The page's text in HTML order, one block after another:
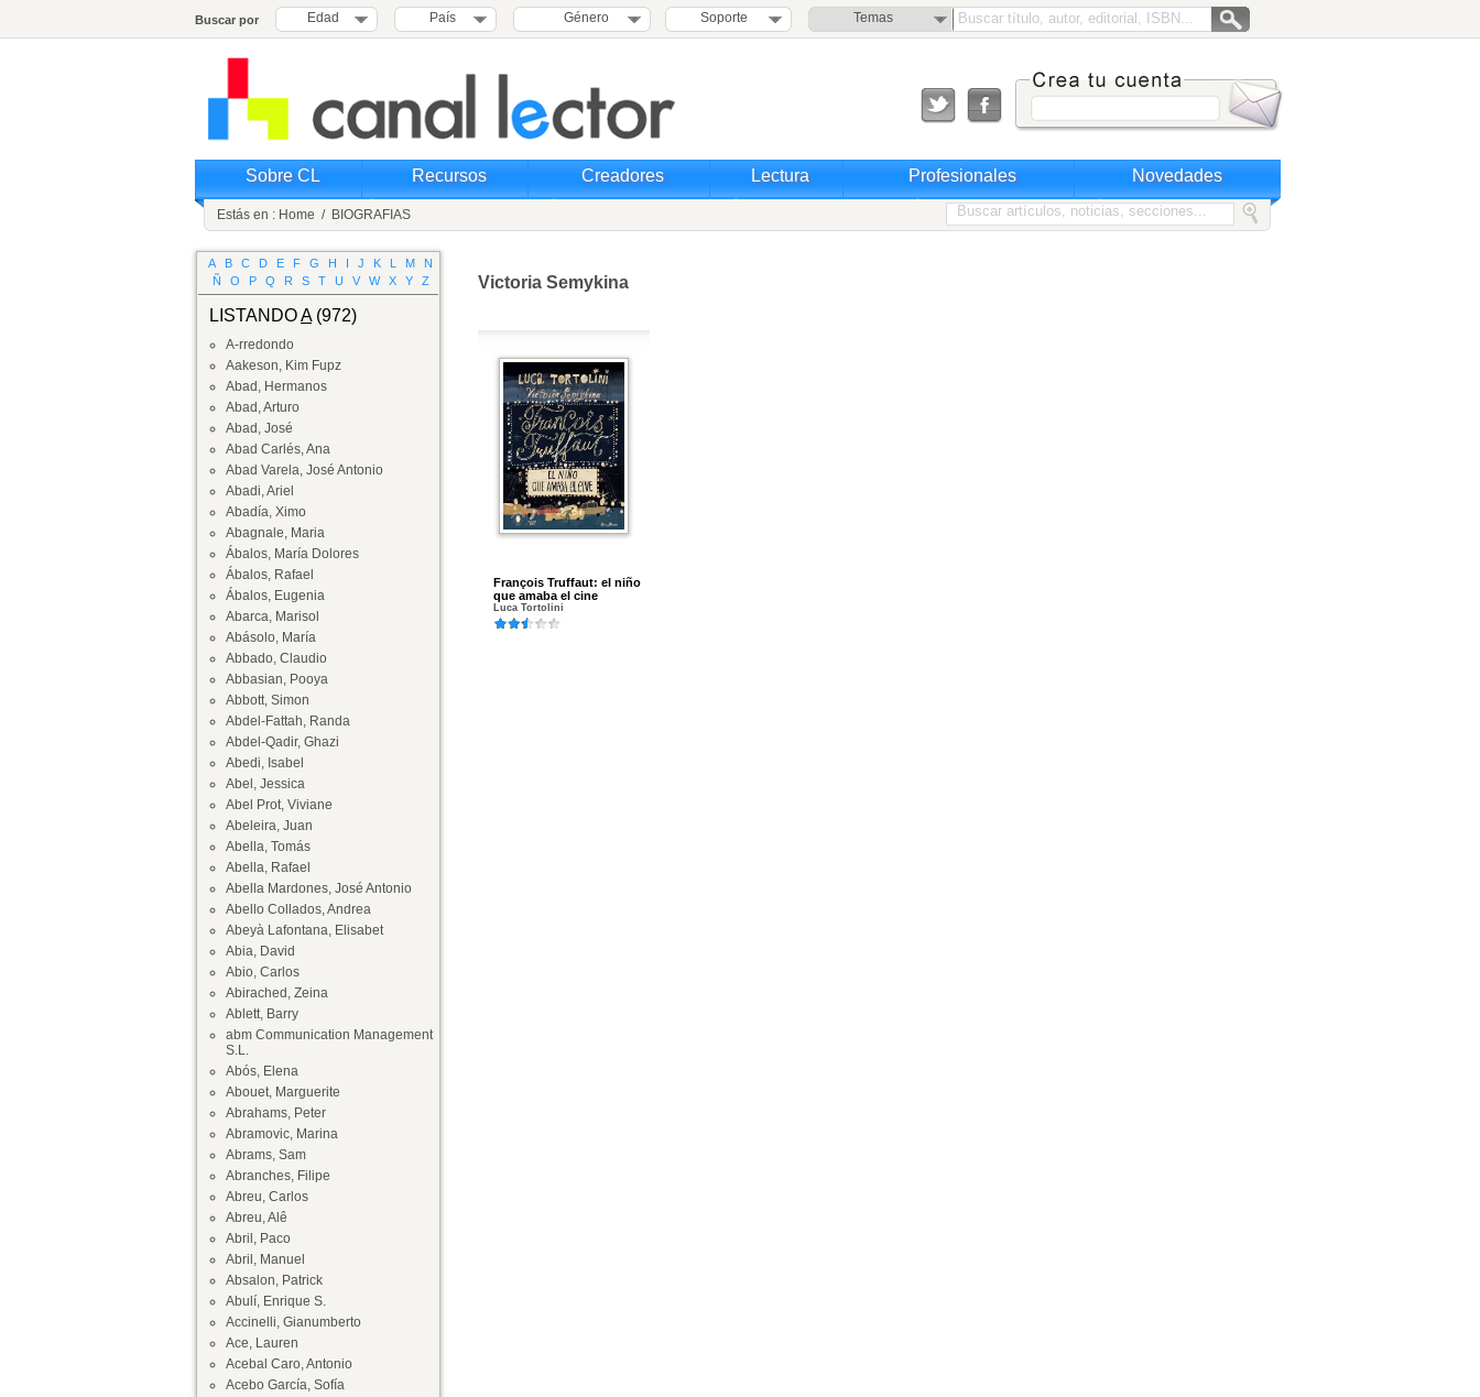
Buscar por Edad País Género Soporte Temas
Sobre CL Recursos Creadores Lectura Profesionales Novedades
Estás en : Home / BIOGRAFIAS
A B C D E F G H I J K L M
N
Ñ
O P Q R S T U V W X Y Z
LISTANDOA(972)
A-rredondo
Aakeson, Kim Fupz
Abad, Hermanos
Abad, Arturo
Abad, José
Abad Carlés, Ana
Abad Varela, José Antonio
Abadi, Ariel
Abadía, Ximo
Abagnale, Maria
Ábalos, María Dolores
Ábalos, Rafael
Ábalos, Eugenia
Abarca, Marisol
Abásolo, María
Abbado, Claudio
Abbasian, Pooya
Abbott, Simon
Abdel-Fattah, Randa
Abdel-Qadir, Ghazi
Abedi, Isabel
Abel, Jessica
Abel Prot, Viviane
Abeleira, Juan
Abella, Tomás
Abella, Rafael
Abella Mardones, José Antonio
Abello Collados, Andrea
Abeyà Lafontana, Elisabet
Abia, David
Abio, Carlos
Abirached, Zeina
Ablett, Barry
abm Communication Management
S.L.
Abós, Elena
Abouet, Marguerite
Abrahams, Peter
Abramovic, Marina
Abrams, Sam
Abranches, Filipe
Abreu, Carlos
Abreu, Alê
Abril, Paco
Abril, Manuel
Absalon, Patrick
Abulí, Enrique S.
Accinelli, Gianumberto
Ace, Lauren
Acebal Caro, Antonio
Acebo García, Sofía
Victoria Semykina
François Truffaut: el niño
que amaba el cine
Luca Tortolini